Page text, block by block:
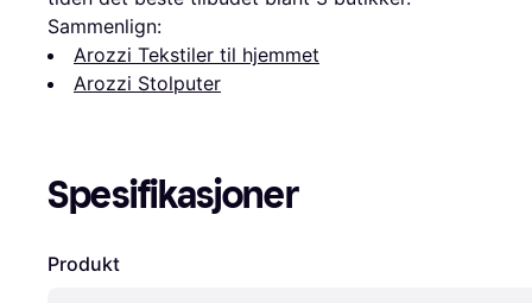
Sammenlign:
Arozzi Tekstiler til hjemmet
Arozzi Stolputer
Spesifikasjoner
Produkt